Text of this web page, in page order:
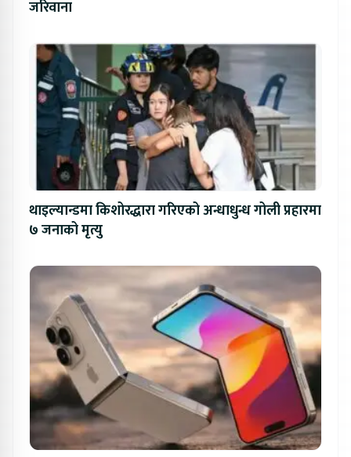
जरिवाना
थाइल्यान्डमा किशोरद्धारा गरिएको अन्धाधुन्ध गोली प्रहारमा
७ जनाको मृत्यु